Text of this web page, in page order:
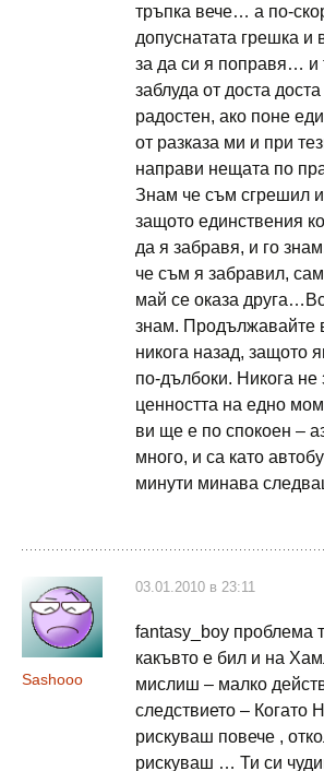
тръпка вече… а по-
допуснатата грешка и
за да си я поправя… и
заблуда от доста
радостен, ако поне
от разказа ми и при
направи нещата по
Знам че съм сгрешил и
защото единствения
да я забравя, и го
че съм я забравил,
май се оказа
знам. Продължавайте
никога назад, защото
по-дълбоки. Никога
ценността на едно
ви ще е по спокоен –
много, и са като
минути минава
Sashooo
03.01.2010 в 23:11
fantasy_boy проблема
какъвто е бил и на
мислиш – малко
следствието – Когато
рискуваш повече ,
рискуваш … Ти си